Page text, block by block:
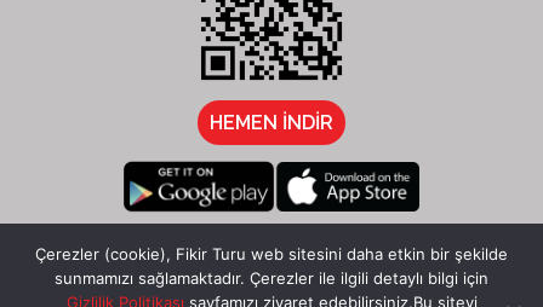
HEMEN İNDİR
Çerezler (cookie), Fikir Turu web sitesini daha etkin bir şekilde
sunmamızı sağlamaktadır. Çerezler ile ilgili detaylı bilgi için
Gizlilik Politikası sayfamızı ziyaret edebilirsiniz.Bu siteyi